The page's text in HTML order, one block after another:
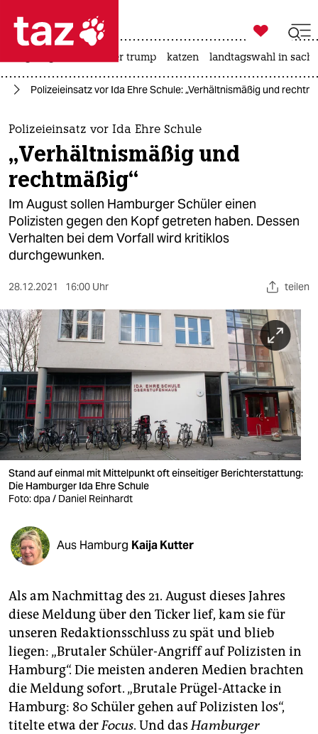
 taz zahl ich
taz zahl ich
themen
politik
öko
gesellschaft
kultur
sport
berlin
nord
wahrheit
verlag
verlag
veranstaltungen
shop
fragen & hilfe
unterstützen
genossenschaft
epaper login

taz zahl ich
usa unter trump katzen landtagswahl in
Polizeieinsatz vor Ida Ehre Schule: „Verhältnismäßig und
Polizeieinsatz vor Ida Ehre Schule
„Verhältnismäßig und
rechtmäßig“
Im August sollen Hamburger Schüler einen
Polizisten gegen den Kopf getreten haben. Dessen
Verhalten bei dem Vorfall wird kritiklos
durchgewunken.
28.12.2021 16:00 Uhr teilen
Stand auf einmal mit Mittelpunkt oft einseitiger Berichterstattung:
Die Hamburger Ida Ehre Schule
Foto: dpa / Daniel Reinhardt
Aus Hamburg Kaija Kutter
Als am Nachmittag des 21. August dieses Jahres
diese Meldung über den Ticker lief, kam sie für
unseren Redaktionsschluss zu spät und blieb
liegen: „Brutaler Schüler-Angriff auf Polizisten in
Hamburg“. Die meisten anderen Medien brachten
die Meldung sofort. „Brutale Prügel-Attacke in
Hamburg: 80 Schüler gehen auf Polizisten los“,
titelte etwa derFocus. Und dasHamburger